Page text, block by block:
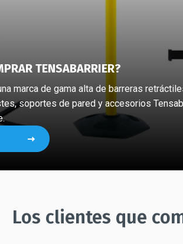
TENSABARRIER?
marca de gama alta de barreras
soportes de pared y accesorios
Los clientes que